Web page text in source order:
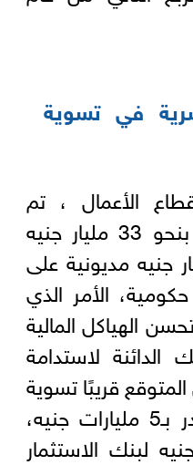
في تسوية
الأعمال ، تم
تسوية مديونيات تقدر بنحو 33 مليار جنيه
نحو 40 مليار جنيه مديونية على
الأمر الذي
الهياكل المالية
الدائنة لاستدامة
قريبًا تسوية
مديونيات للضرائب تقدر بـ5 مليارات جنيه،
2 مليار جنيه لبنك الاستثمار